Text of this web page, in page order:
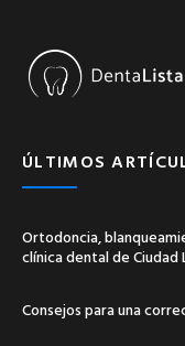
ÚLTIMOS
Ortodoncia,
clínica dental de Ciudad
Consejos para una